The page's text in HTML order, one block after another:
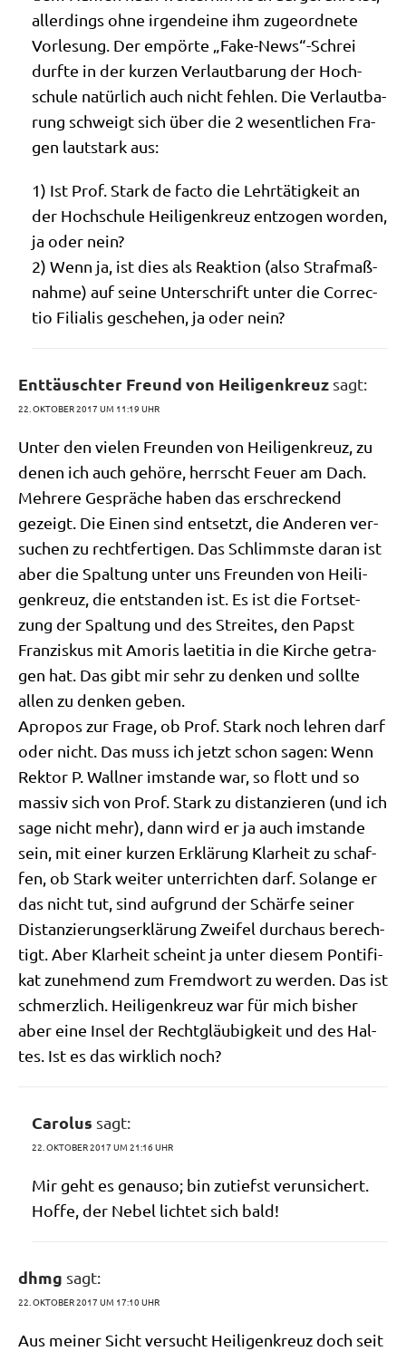
aller­dings ohne irgend­ei­ne ihm zuge­ord­ne­te
Vor­le­sung. Der empör­te „Fake-News“-Schrei
durf­te in der kur­zen Ver­laut­ba­rung der Hoch­
schu­le natür­lich auch nicht feh­len. Die Ver­laut­ba­
rung schweigt sich über die 2 wesent­li­chen Fra­
gen laut­stark aus:
1) Ist Prof. Stark de fac­to die Lehr­tä­tig­keit an
der Hoch­schu­le Hei­li­gen­kreuz ent­zo­gen wor­den,
ja oder nein?
2) Wenn ja, ist dies als Reak­ti­on (also Straf­maß­
nah­me) auf sei­ne Unter­schrift unter die Cor­rec­
tio Filia­lis gesche­hen, ja oder nein?
Enttäuschter Freund von Heiligenkreuz sagt:
22. OKTOBER 2017 UM 11:19 UHR
Unter den vie­len Freun­den von Hei­li­gen­kreuz, zu
denen ich auch gehö­re, herrscht Feu­er am Dach.
Meh­re­re Gesprä­che haben das erschreckend
gezeigt. Die Einen sind ent­setzt, die Ande­ren ver­
su­chen zu recht­fer­ti­gen. Das Schlimm­ste dar­an ist
aber die Spal­tung unter uns Freun­den von Hei­li­
gen­kreuz, die ent­stan­den ist. Es ist die Fort­set­
zung der Spal­tung und des Strei­tes, den Papst
Fran­zis­kus mit Amo­ris lae­ti­tia in die Kir­che getra­
gen hat. Das gibt mir sehr zu den­ken und soll­te
allen zu den­ken geben.
Apro­pos zur Fra­ge, ob Prof. Stark noch leh­ren darf
oder nicht. Das muss ich jetzt schon sagen: Wenn
Rek­tor P. Wall­ner imstan­de war, so flott und so
mas­siv sich von Prof. Stark zu distan­zie­ren (und ich
sage nicht mehr), dann wird er ja auch imstan­de
sein, mit einer kur­zen Erklä­rung Klar­heit zu schaf­
fen, ob Stark wei­ter unter­rich­ten darf. Solan­ge er
das nicht tut, sind auf­grund der Schär­fe sei­ner
Distan­zie­rungs­er­klä­rung Zwei­fel durch­aus berech­
tigt. Aber Klar­heit scheint ja unter die­sem Pon­ti­fi­
kat zuneh­mend zum Fremd­wort zu wer­den. Das ist
schmerz­lich. Hei­li­gen­kreuz war für mich bis­her
aber eine Insel der Recht­gläu­big­keit und des Hal­
tes. Ist es das wirk­lich noch?
Carolus sagt:
22. OKTOBER 2017 UM 21:16 UHR
Mir geht es genau­so; bin zutiefst ver­un­si­chert.
Hof­fe, der Nebel lich­tet sich bald!
dhmg sagt:
22. OKTOBER 2017 UM 17:10 UHR
Aus mei­ner Sicht ver­sucht Hei­li­gen­kreuz doch seit